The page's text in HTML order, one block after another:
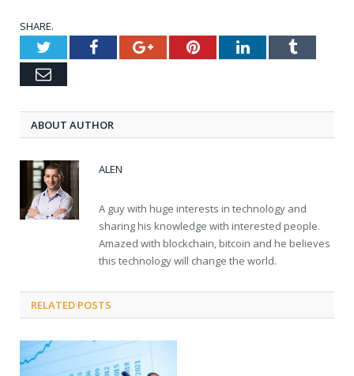
SHARE.
TwitterFacebookGoogle+PinterestLinkedInTumblr
Email
ABOUT AUTHOR
ALEN
A guy with huge interests in technology and
sharing his knowledge with interested people.
Amazed with blockchain, bitcoin and he believes
this technology will change the world.
RELATED POSTS